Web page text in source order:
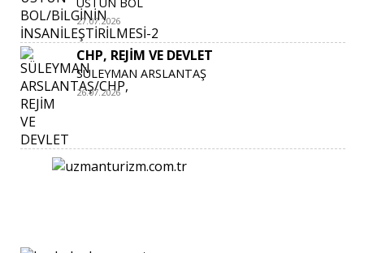
27.07.2026
CHP, REJİM VE DEVLET
SÜLEYMAN ARSLANTAŞ
26.07.2026